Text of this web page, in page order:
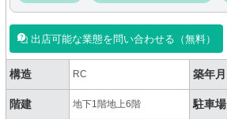
出店可能な業態を問い合わせる（無料）
構造 RC 築年月
階建 地下1階地上6階 駐車場